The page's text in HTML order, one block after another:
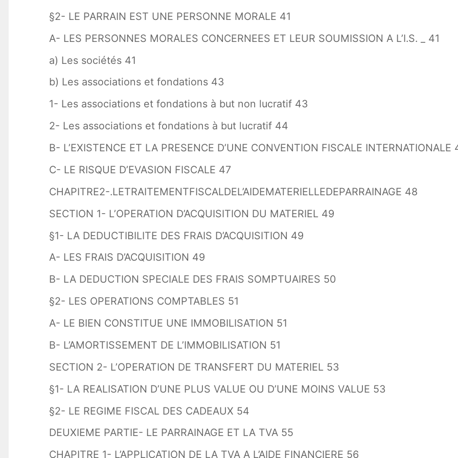
§2- LE PARRAIN EST UNE PERSONNE MORALE 41
A- LES PERSONNES MORALES CONCERNEES ET LEUR SOUMISSION A L’I.S. _ 41
a) Les sociétés 41
b) Les associations et fondations 43
1- Les associations et fondations à but non lucratif 43
2- Les associations et fondations à but lucratif 44
B- L’EXISTENCE ET LA PRESENCE D’UNE CONVENTION FISCALE INTERNATIONALE
C- LE RISQUE D’EVASION FISCALE 47
CHAPITRE2-.LETRAITEMENTFISCALDEL’AIDEMATERIELLEDEPARRAINAGE 48
SECTION 1- L’OPERATION D’ACQUISITION DU MATERIEL 49
§1- LA DEDUCTIBILITE DES FRAIS D’ACQUISITION 49
A- LES FRAIS D’ACQUISITION 49
B- LA DEDUCTION SPECIALE DES FRAIS SOMPTUAIRES 50
§2- LES OPERATIONS COMPTABLES 51
A- LE BIEN CONSTITUE UNE IMMOBILISATION 51
B- L’AMORTISSEMENT DE L’IMMOBILISATION 51
SECTION 2- L’OPERATION DE TRANSFERT DU MATERIEL 53
§1- LA REALISATION D’UNE PLUS VALUE OU D’UNE MOINS VALUE 53
§2- LE REGIME FISCAL DES CADEAUX 54
DEUXIEME PARTIE- LE PARRAINAGE ET LA TVA 55
CHAPITRE 1- L’APPLICATION DE LA TVA A L’AIDE FINANCIERE 56